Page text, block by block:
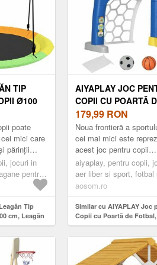
TIP
Ø100
CU
ȘI
EXTERIOR
ANI,
KG,
poate
mici care
părinții
într-o
jocuri in
pentru
Tip
cm, Leagăn
și
pentru Copii
kg,
AIYAPLAY JOC
COPII CU POARTĂ
FOTBAL, COȘ DE
REGLABIL ȘI
GOLF, 54X38, 8X60,
CM, MULTICOLOR |
ROMANIA
179,99 RON
Noua frontieră a
cei mai mici este
acest joc pentru copii
AIYAPLAY! Jocul poate
ca poartă de fotbal, c...
aiyaplay, pentru copii,
aer liber si sport,
aosom.ro
Similar cu AIYAPLAY Joc
Copii cu Poartă de
Baschet Reglabil și
54x38, 8x60, 4-68 cm,
Aosom Romania